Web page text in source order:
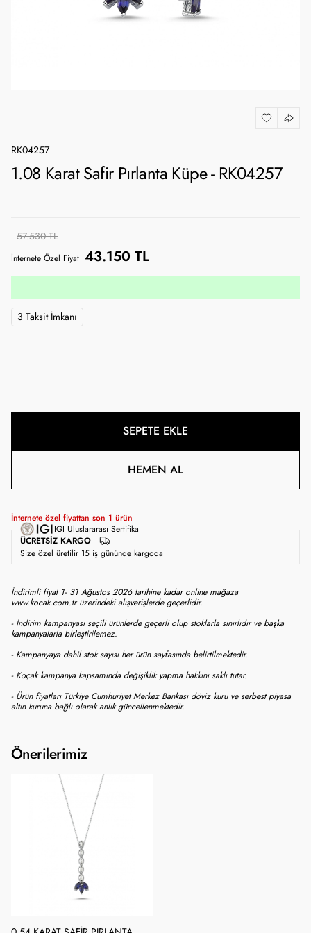
RK04257
1.08 Karat Safir Pırlanta Küpe - RK04257
57.530 TL
İnternete Özel Fiyat 43.150 TL
3 Taksit İmkanı
SEPETE EKLE
HEMEN AL
İnternete özel fiyattan son 1 ürün
ÜCRETSIZ KARGO
IGI Uluslararası Sertifika
Size özel üretilir 15 iş gününde kargoda
İndirimli fiyat 1- 31 Ağustos 2026 tarihine kadar online mağaza
www.kocak.com.tr üzerindeki alışverişlerde geçerlidir.
- İndirim kampanyası seçili ürünlerde geçerli olup stoklarla sınırlıdır ve başka
kampanyalarla birleştirilemez.
- Kampanyaya dahil stok sayısı her ürün sayfasında belirtilmektedir.
- Koçak kampanya kapsamında değişiklik yapma hakkını saklı tutar.
- Ürün fiyatları Türkiye Cumhuriyet Merkez Bankası döviz kuru ve serbest piyasa
altın kuruna bağlı olarak anlık güncellenmektedir.
Önerilerimiz